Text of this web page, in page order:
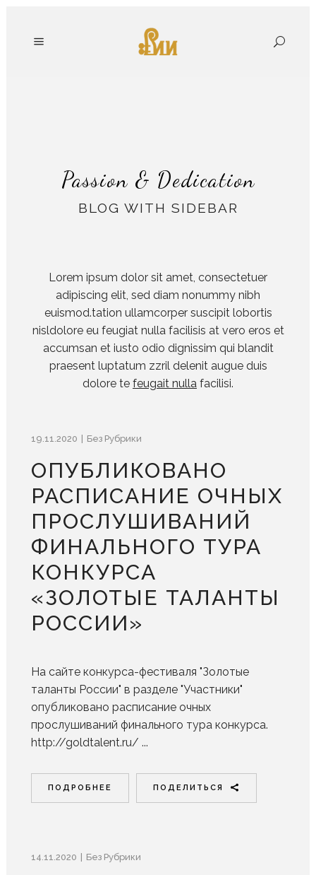
Passion & Dedication
BLOG WITH SIDEBAR
Lorem ipsum dolor sit amet, consectetuer
adipiscing elit, sed diam nonummy nibh
euismod.tation ullamcorper suscipit lobortis
nisldolore eu feugiat nulla facilisis at vero eros et
accumsan et iusto odio dignissim qui blandit
praesent luptatum zzril delenit augue duis
dolore te feugait nulla facilisi.
19.11.2020 Без Рубрики
ОПУБЛИКОВАНО
РАСПИСАНИЕ ОЧНЫХ
ПРОСЛУШИВАНИЙ
ФИНАЛЬНОГО ТУРА
КОНКУРСА
«ЗОЛОТЫЕ ТАЛАНТЫ
РОССИИ»
На сайте конкурса-фестиваля "Золотые
таланты России" в разделе "Участники"
опубликовано расписание очных
прослушиваний финального тура конкурса.
http://goldtalent.ru/ ...
ПОДРОБНЕЕ ПОДЕЛИТЬСЯ
14.11.2020 Без Рубрики